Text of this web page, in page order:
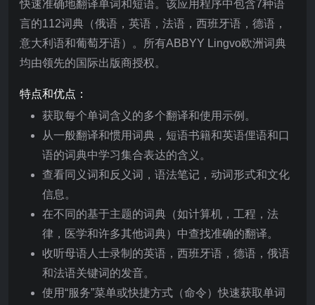
快速准确地翻译单词和短语。该应用程序中包含7种语
言的112词典（俄语，英语，法语，西班牙语，德语，
意大利语和葡萄牙语）。所有ABBYY Lingvo欧洲词典
均由领先的国际出版商授权。
特点和优点：
获取每个单词含义的多个翻译和使用示例。
从一般翻译和惯用词典，短语书籍和英语俚语和口
语的词典中学习集合表达的含义。
查看同义词和反义词，语法笔记，动词形式和文化
信息。
在不同的基于主题的词典（如计算机，工程，法
律，医学和许多其他词典）中查找准确的翻译。
收听母语人士录制的英语，西班牙语，德语，俄语
和法语关键词的发音。
使用“服务”菜单或快捷方式（命令）快速获取单词